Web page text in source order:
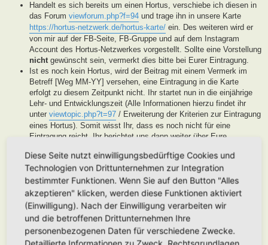
Handelt es sich bereits um einen Hortus, verschiebe ich diesen in
das Forum viewforum.php?f=94 und trage ihn in unsere Karte
https://hortus-netzwerk.de/hortus-karte/ ein. Des weiteren wird er
von mir auf der FB-Seite, FB-Gruppe und auf dem Instagram
Account des Hortus-Netzwerkes vorgestellt. Sollte eine Vorstellung
nichtgewünscht sein, vermerkt dies bitte bei Eurer Eintragung.
Ist es noch kein Hortus, wird der Beitrag mit einem Vermerk im
Betreff [Weg MM-YY] versehen, eine Eintragung in die Karte
erfolgt zu diesem Zeitpunkt nicht. Ihr startet nun in die einjährige
Lehr- und Entwicklungszeit (Alle Informationen hierzu findet ihr
unter viewtopic.php?t=97 / Erweiterung der Kriterien zur Eintragung
eines Hortus). Somit wisst Ihr, dass es noch nicht für eine
Eintragung reicht, Ihr berichtet uns dann weiter über Eure
der Entwicklung Eures Gartens. Wenn unser Moderatorenteam der
Meinung ist, Euer Garten ist soweit, werden wir diesen als Hortus
eintragen. Eine Überprüfung erfolgt spätestens nach Ablauf des
Lehr- und Entwicklungsjahres. Stellen wir in dieser Zeit keine
Aktivität fest, werden wir die Eintragung archivieren.
Handelt es sich generell um keinen Hortus sondern um ein
Hortanes Habitat (Alle Gartenprojekte, die keinen klassischen
Hortus mit den drei Zonen darstellen, aber in Anlehnung an das
Diese Seite nutzt einwilligungsbedürftige Cookies und
Technologien von Drittunternehmen zur Integration
bestimmter Funktionen. Wenn Sie auf den Button "Alles
akzeptieren" klicken, werden diese Funktionen aktiviert
(Einwilligung). Nach der Einwilligung verarbeiten wir
und die betroffenen Drittunternehmen Ihre
personenbezogenen Daten für verschiedene Zwecke.